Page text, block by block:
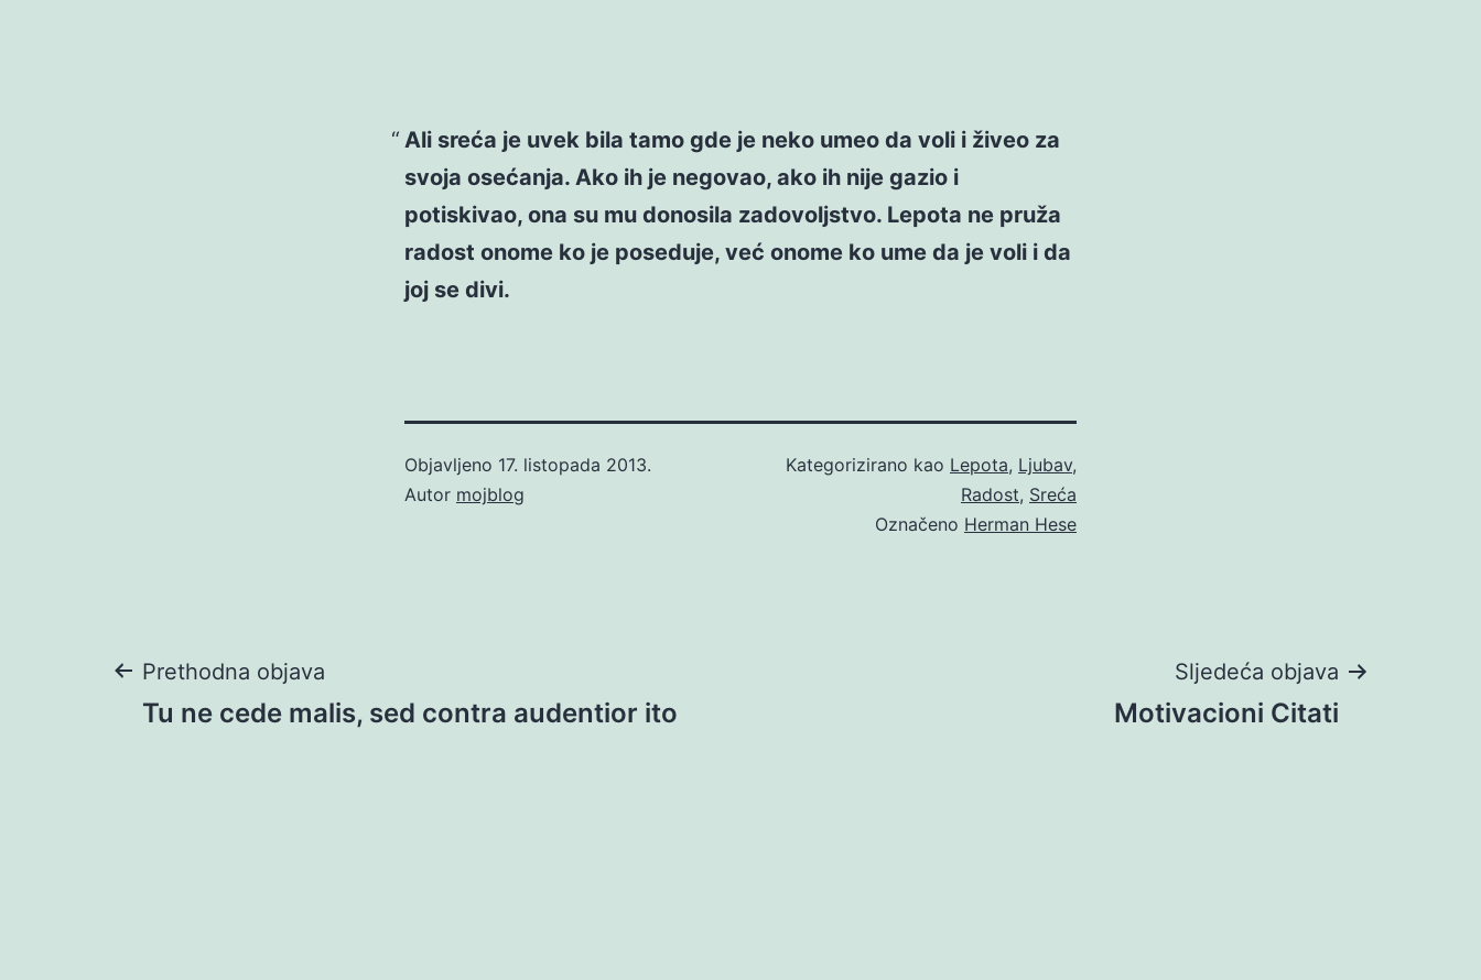
Ali sreća je uvek bila tamo gde je neko umeo da voli i živeo za
svoja osećanja. Ako ih je negovao, ako ih nije gazio i
potiskivao, ona su mu donosila zadovoljstvo. Lepota ne pruža
radost onome ko je poseduje, već onome ko ume da je voli i da
joj se divi.
Objavljeno 17. listopada 2013.
Autor mojblog
Kategorizirano kao Lepota, Ljubav,
Radost, Sreća
Označeno Herman Hese
Navigacija
Prethodna objava
Tu ne cede malis, sed contra audentior ito
Sljedeća objava
Motivacioni Citati